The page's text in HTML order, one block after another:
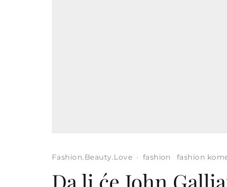
Fashion.Beauty.Love · fashion fashion
Da li će John